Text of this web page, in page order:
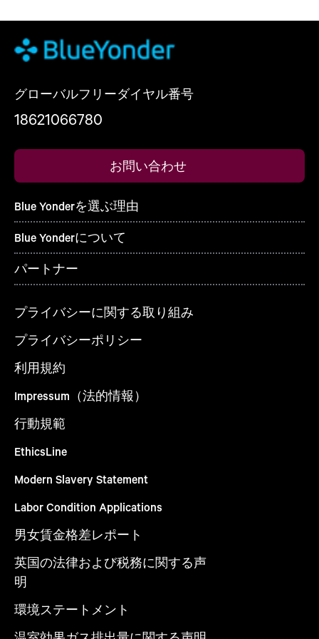
グローバルフリーダイヤル番号
18621066780
お問い合わせ
Blue Yonderを選ぶ理由
Blue Yonderについて
パートナー
プライバシーに関する取り組み
プライバシーポリシー
利用規約
Impressum（法的情報）
行動規範
EthicsLine
Modern Slavery Statement
Labor Condition Applications
男女賃金格差レポート
英国の法律および税務に関する声
明
環境ステートメント